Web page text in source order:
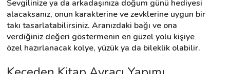
Sevgilinize ya da arkadaşınıza doğum günü hediyesi
alacaksanız, onun karakterine ve zevklerine uygun bir
takı tasarlatabilirsiniz. Aranızdaki bağı ve ona
verdiğiniz değeri göstermenin en güzel yolu kişiye
özel hazırlanacak kolye, yüzük ya da bileklik olabilir.